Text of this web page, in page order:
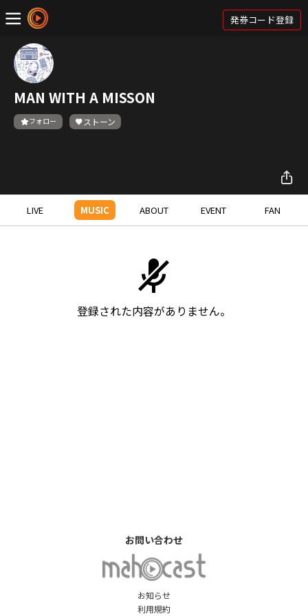
発券コード登録
MAN WITH A MISSON
フォロー ストーン
LIVE MUSIC ABOUT EVENT FAN
登録された内容がありません。
お知らせ
利用規約
お問い合わせ